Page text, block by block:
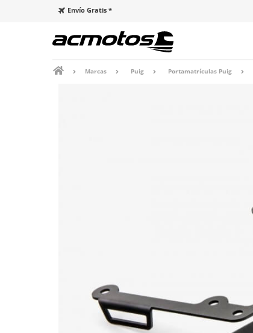
Envío Gratis *
Marcas Puig Portamatrículas Puig